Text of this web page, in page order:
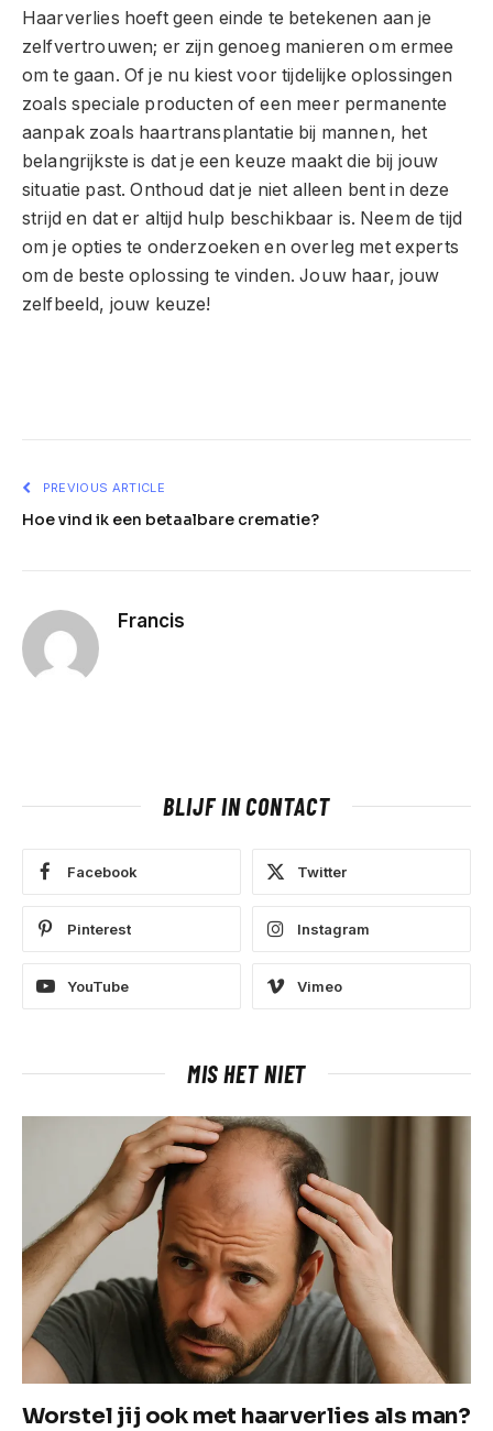
Haarverlies hoeft geen einde te betekenen aan je
zelfvertrouwen; er zijn genoeg manieren om ermee
om te gaan. Of je nu kiest voor tijdelijke oplossingen
zoals speciale producten of een meer permanente
aanpak zoals haartransplantatie bij mannen, het
belangrijkste is dat je een keuze maakt die bij jouw
situatie past. Onthoud dat je niet alleen bent in deze
strijd en dat er altijd hulp beschikbaar is. Neem de tijd
om je opties te onderzoeken en overleg met experts
om de beste oplossing te vinden. Jouw haar, jouw
zelfbeeld, jouw keuze!
PREVIOUS ARTICLE
Hoe vind ik een betaalbare crematie?
Francis
BLIJF IN CONTACT
Facebook Twitter
Pinterest Instagram
YouTube Vimeo
MIS HET NIET
Worstel jij ook met haarverlies als man?